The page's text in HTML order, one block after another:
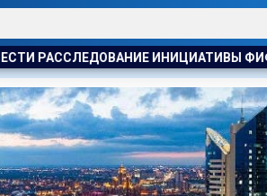
ФИФА ПО ПРОДАЖЕ